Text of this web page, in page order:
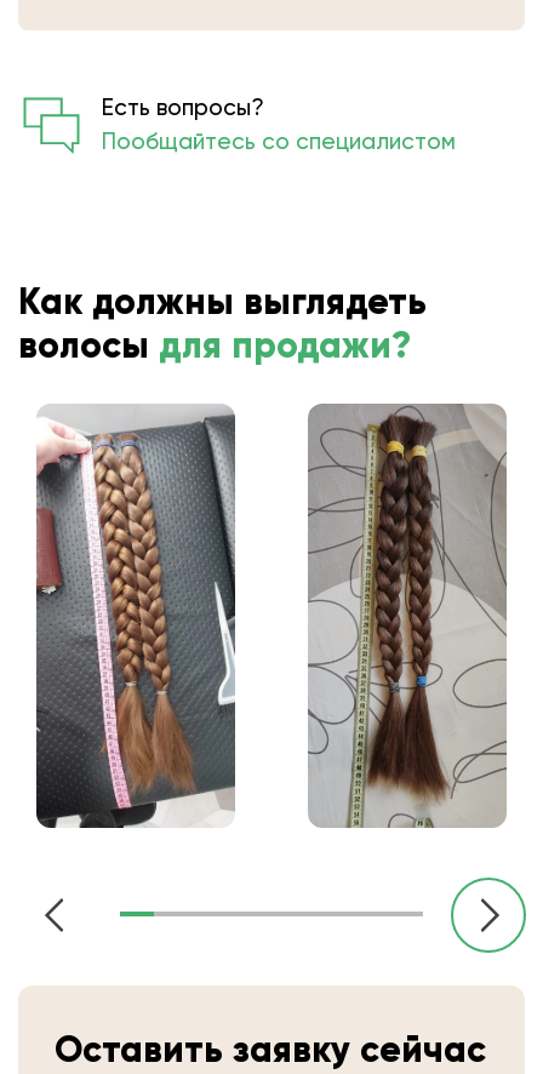
Есть вопросы?
Пообщайтесь со специалистом
Как должны выглядеть
волосы для продажи?
Оставить заявку сейчас